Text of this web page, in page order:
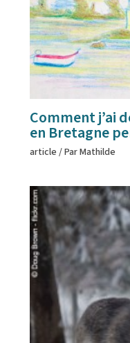
Comment j’ai
en Bretagne
article / ParMathilde